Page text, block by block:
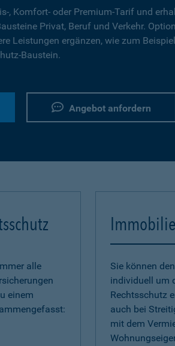
, Komfort- oder Premium-Tarif und
Privat, Beruf und Verkehr.
Leistungen ergänzen, wie zum
Baustein.
Angebot anfordern
alle
einem
Sie können
individuell um
Rechtsschutz
auch bei
mit dem